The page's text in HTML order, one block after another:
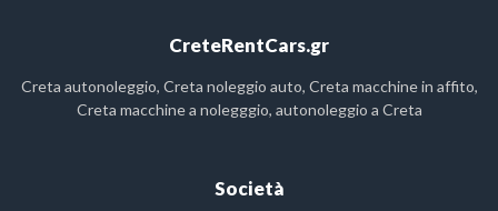
CreteRentCars.gr
Creta autonoleggio, Creta noleggio auto, Creta macchine in affito,
Creta macchine a nolegggio, autonoleggio a Creta
Società